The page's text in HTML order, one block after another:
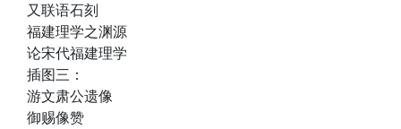
又联语石刻
福建理学之渊源
论宋代福建理学
插图三：
游文肃公遗像
御赐像赞